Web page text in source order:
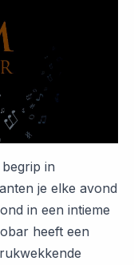
in
je elke avond
in een intieme
heeft een